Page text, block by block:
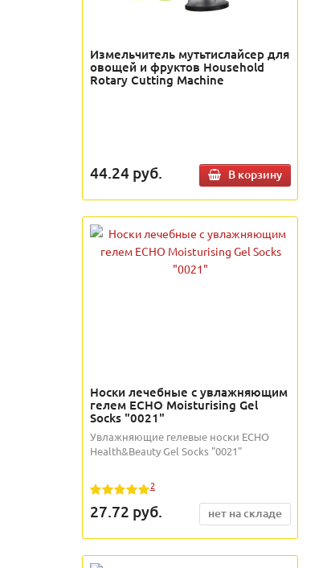
Измельчитель мутьтислайсер для
овощей и фруктов Household
Rotary Cutting Machine
44.24 руб. В корзину
Носки лечебные с увлажняющим
гелем ECHO Moisturising Gel
Socks "0021"
Увлажняющие гелевые носки ECHO
Health&Beauty Gel Socks "0021"
2
27.72 руб. нет на складе